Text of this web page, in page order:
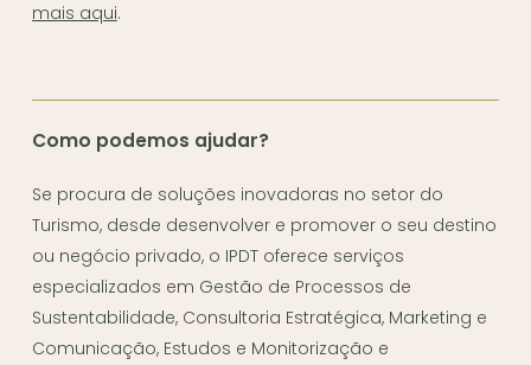
mais aqui.
Como podemos ajudar?
Se procura de soluções inovadoras no setor do
Turismo, desde desenvolver e promover o seu destino
ou negócio privado, o IPDT oferece serviços
especializados em Gestão de Processos de
Sustentabilidade, Consultoria Estratégica, Marketing e
Comunicação, Estudos e Monitorização e